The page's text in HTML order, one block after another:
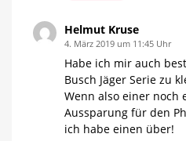
Helmut Kruse
4. März 2019 um 11:45 Uhr
Habe ich mir auch
Busch Jäger Serie zu
Wenn also einer noch
Aussparung für den
ich habe einen über!